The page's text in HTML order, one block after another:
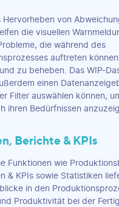
Hervorheben von
die visuellen
die während des
auftreten
zu beheben. Das WIP-
einen
Filter auswählen können,
ihren Bedürfnissen
Berichte & KPIs
Funktionen wie
& KPIs sowie Statistiken
in den
Produktivität bei der